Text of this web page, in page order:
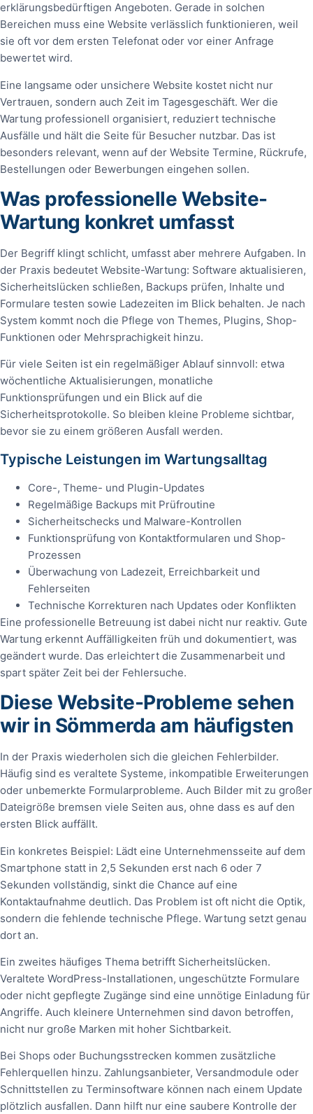
erklärungsbedürftigen Angeboten. Gerade in solchen
Bereichen muss eine Website verlässlich funktionieren, weil
sie oft vor dem ersten Telefonat oder vor einer Anfrage
bewertet wird.
Eine langsame oder unsichere Website kostet nicht nur
Vertrauen, sondern auch Zeit im Tagesgeschäft. Wer die
Wartung professionell organisiert, reduziert technische
Ausfälle und hält die Seite für Besucher nutzbar. Das ist
besonders relevant, wenn auf der Website Termine, Rückrufe,
Bestellungen oder Bewerbungen eingehen sollen.
Was professionelle Website-
Wartung konkret umfasst
Der Begriff klingt schlicht, umfasst aber mehrere Aufgaben. In
der Praxis bedeutet Website-Wartung: Software aktualisieren,
Sicherheitslücken schließen, Backups prüfen, Inhalte und
Formulare testen sowie Ladezeiten im Blick behalten. Je nach
System kommt noch die Pflege von Themes, Plugins, Shop-
Funktionen oder Mehrsprachigkeit hinzu.
Für viele Seiten ist ein regelmäßiger Ablauf sinnvoll: etwa
wöchentliche Aktualisierungen, monatliche
Funktionsprüfungen und ein Blick auf die
Sicherheitsprotokolle. So bleiben kleine Probleme sichtbar,
bevor sie zu einem größeren Ausfall werden.
Typische Leistungen im Wartungsalltag
Core-, Theme- und Plugin-Updates
Regelmäßige Backups mit Prüfroutine
Sicherheitschecks und Malware-Kontrollen
Funktionsprüfung von Kontaktformularen und Shop-
Prozessen
Überwachung von Ladezeit, Erreichbarkeit und
Fehlerseiten
Technische Korrekturen nach Updates oder Konflikten
Eine professionelle Betreuung ist dabei nicht nur reaktiv. Gute
Wartung erkennt Auffälligkeiten früh und dokumentiert, was
geändert wurde. Das erleichtert die Zusammenarbeit und
spart später Zeit bei der Fehlersuche.
Diese Website-Probleme sehen
wir in Sömmerda am häufigsten
In der Praxis wiederholen sich die gleichen Fehlerbilder.
Häufig sind es veraltete Systeme, inkompatible Erweiterungen
oder unbemerkte Formularprobleme. Auch Bilder mit zu großer
Dateigröße bremsen viele Seiten aus, ohne dass es auf den
ersten Blick auffällt.
Ein konkretes Beispiel: Lädt eine Unternehmensseite auf dem
Smartphone statt in 2,5 Sekunden erst nach 6 oder 7
Sekunden vollständig, sinkt die Chance auf eine
Kontaktaufnahme deutlich. Das Problem ist oft nicht die Optik,
sondern die fehlende technische Pflege. Wartung setzt genau
dort an.
Ein zweites häufiges Thema betrifft Sicherheitslücken.
Veraltete WordPress-Installationen, ungeschützte Formulare
oder nicht gepflegte Zugänge sind eine unnötige Einladung für
Angriffe. Auch kleinere Unternehmen sind davon betroffen,
nicht nur große Marken mit hoher Sichtbarkeit.
Bei Shops oder Buchungsstrecken kommen zusätzliche
Fehlerquellen hinzu. Zahlungsanbieter, Versandmodule oder
Schnittstellen zu Terminsoftware können nach einem Update
plötzlich ausfallen. Dann hilft nur eine saubere Kontrolle der